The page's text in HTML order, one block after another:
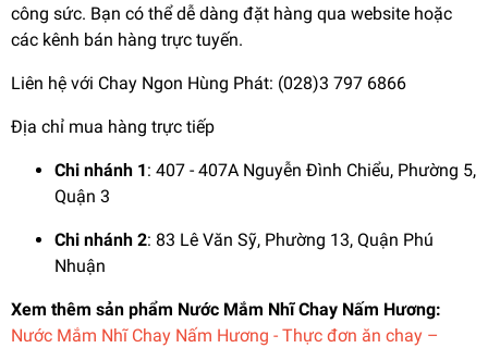
công sức. Bạn có thể dễ dàng đặt hàng qua website hoặc
các kênh bán hàng trực tuyến.
Liên hệ với Chay Ngon Hùng Phát: (028)3 797 6866
Địa chỉ mua hàng trực tiếp
Chi nhánh 1: 407 - 407A Nguyễn Đình Chiểu, Phường 5,
Quận 3
Chi nhánh 2: 83 Lê Văn Sỹ, Phường 13, Quận Phú
Nhuận
Xem thêm sản phẩm Nước Mắm Nhĩ Chay Nấm Hương:
Nước Mắm Nhĩ Chay Nấm Hương - Thực đơn ăn chay –